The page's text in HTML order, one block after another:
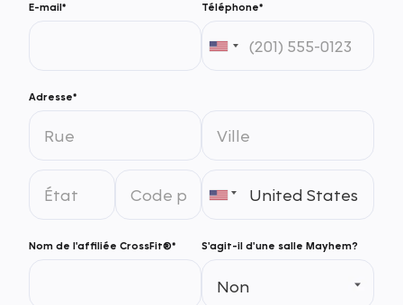
E-mail* Téléphone*
Adresse*
Nom de l'affiliée CrossFit®* S'agit-il d'une salle Mayhem?